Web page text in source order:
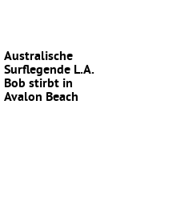
Australische
Surflegende L.A.
Bob stirbt in
Avalon Beach